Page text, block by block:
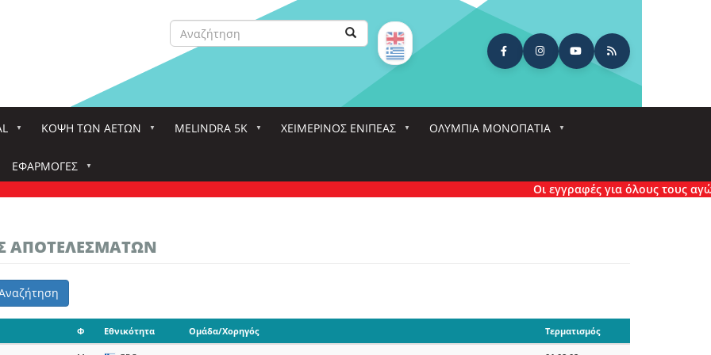
Search
Αναζήτηση Αναζήτηση
ΚΌΨΗ ΤΩΝ ΑΕΤΏΝ MELINDRA 5K ΧΕΙΜΕΡΙΝΟΣ ΕΝΙΠΕΑΣ ΟΛΎΜΠΙΑ ΜΟΝΟΠΆΤΙΑ
ΕΦΑΡΜΟΓΈΣ
Οι εγγραφές για όλους τους αγώνες
ΑΠΟΤΕΛΕΣΜΑΤΩΝ
Φ Εθνικότητα Ομάδα/Χορηγός Τερματισμός